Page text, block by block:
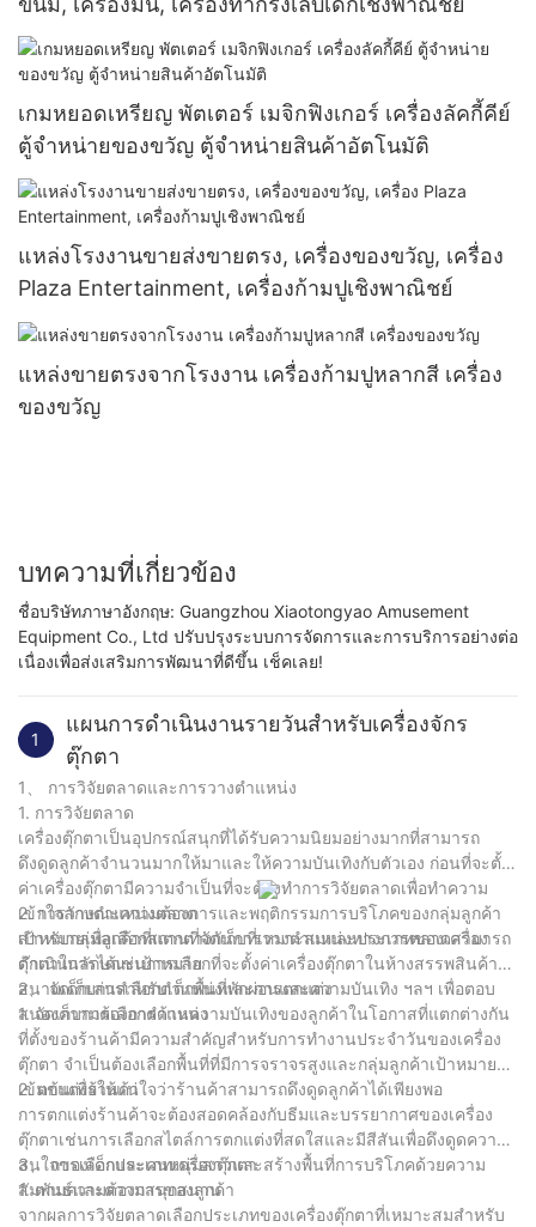
เกมหยอดเหรียญ พัตเตอร์ เมจิกฟิงเกอร์ เครื่องลัคกี้คีย์
ตู้จำหน่ายของขวัญ ตู้จำหน่ายสินค้าอัตโนมัติ
แหล่งโรงงานขายส่งขายตรง, เครื่องของขวัญ, เครื่อง
Plaza Entertainment, เครื่องก้ามปูเชิงพาณิชย์
แหล่งขายตรงจากโรงงาน เครื่องก้ามปูหลากสี เครื่อง
ของขวัญ
บทความที่เกี่ยวข้อง
ชื่อบริษัทภาษาอังกฤษ: Guangzhou Xiaotongyao Amusement
Equipment Co., Ltd ปรับปรุงระบบการจัดการและการบริการอย่างต่อ
เนื่องเพื่อส่งเสริมการพัฒนาที่ดีขึ้น เช็คเลย!
1
แผนการดำเนินงานรายวันสำหรับเครื่องจักร
ตุ๊กตา
1、 การวิจัยตลาดและการวางตำแหน่ง
1. การวิจัยตลาด
เครื่องตุ๊กตาเป็นอุปกรณ์สนุกที่ได้รับความนิยมอย่างมากที่สามารถ
ดึงดูดลูกค้าจำนวนมากให้มาและให้ความบันเทิงกับตัวเอง ก่อนที่จะตั้ง
ค่าเครื่องตุ๊กตามีความจำเป็นที่จะต้องทำการวิจัยตลาดเพื่อทำความ
เข้าใจลักษณะความต้องการและพฤติกรรมการบริโภคของกลุ่มลูกค้า
เป้าหมายเพื่อเลือกสถานที่จัดเก็บที่เหมาะสมและประเภทของเครื่อง
ตุ๊กตาในลักษณะเป้าหมาย
2. การวางตำแหน่งตลาด
สำหรับกลุ่มลูกค้าที่แตกต่างกันการวางตำแหน่งทางการตลาดสามารถ
ดำเนินการได้เช่นการเลือกที่จะตั้งค่าเครื่องตุ๊กตาในห้างสรรพสินค้า
สนามเด็กเล่นสำหรับเด็กพื้นที่พักผ่อนและความบันเทิง ฯลฯ เพื่อตอบ
สนองความต้องการด้านความบันเทิงของลูกค้าในโอกาสที่แตกต่างกัน
2、 จัดเก็บการเลือกตำแหน่งและการตกแต่ง
1. จัดเก็บการเลือกตำแหน่ง
ที่ตั้งของร้านค้ามีความสำคัญสำหรับการทำงานประจำวันของเครื่อง
ตุ๊กตา จำเป็นต้องเลือกพื้นที่ที่มีการจราจรสูงและกลุ่มลูกค้าเป้าหมาย
เข้มข้นเพื่อให้แน่ใจว่าร้านค้าสามารถดึงดูดลูกค้าได้เพียงพอ
2. ตกแต่งร้านค้า
การตกแต่งร้านค้าจะต้องสอดคล้องกับธีมและบรรยากาศของเครื่อง
ตุ๊กตาเช่นการเลือกสไตล์การตกแต่งที่สดใสและมีสีสันเพื่อดึงดูดความ
สนใจของเด็กและคนหนุ่มสาวและสร้างพื้นที่การบริโภคด้วยความ
สัมพันธ์และความสนุกสนาน
3、 การเลือกประเภทเครื่องตุ๊กตา
1. ตามความต้องการของลูกค้า
จากผลการวิจัยตลาดเลือกประเภทของเครื่องตุ๊กตาที่เหมาะสมสำหรับ